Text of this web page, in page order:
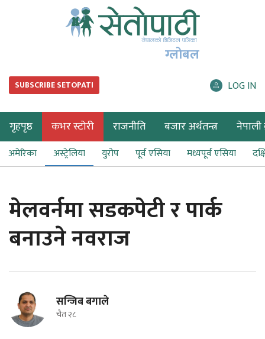
ग्लोबल
SUBSCRIBE SETOPATI LOG IN
गृहपृष्ठ कभर स्टोरी राजनीति बजार अर्थतन्त्र नेपाली
अमेरिका अस्ट्रेलिया युरोप पूर्व एसिया मध्यपूर्व एसिया
मेलवर्नमा सडकपेटी र पार्क
बनाउने नवराज
सन्जिब बगाले
चैत २८